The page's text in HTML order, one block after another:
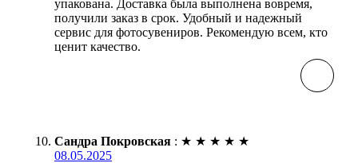
упакована. Доставка была выполнена вовремя,
получили заказ в срок. Удобный и надежный
сервис для фотосувениров. Рекомендую всем, кто
ценит качество.
Сандра Покровская : ★ ★ ★ ★ ★
08.05.2025